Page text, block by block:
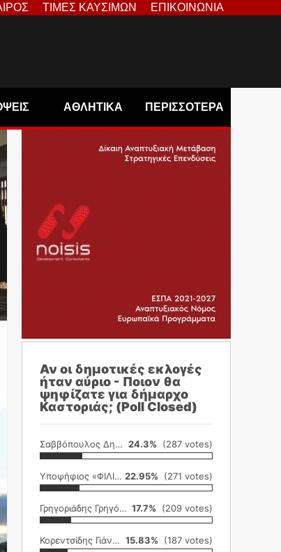
ΤΙΜΕΣ ΚΑΥΣΙΜΩΝ ΕΠΙΚΟΙΝΩΝΙΑ
ΑΘΛΗΤΙΚΑ ΠΕΡΙΣΣΟΤΕΡΑ
Αν οι δημοτικές εκλογές
ήταν αύριο - Ποιον θα
ψηφίζατε για δήμαρχο
Καστοριάς; (Poll Closed)
Σαββόπουλος Δημήτρης 24.3% (287 votes)
Υποψήφιος «ΦΙΛΙΚΗ ΕΤΑΙΡΕΙΑ» 22.95% (271 votes)
Γρηγοριάδης Γρηγόρης 17.7% (209 votes)
Κορεντσίδης Γιάννης 15.83% (187 votes)